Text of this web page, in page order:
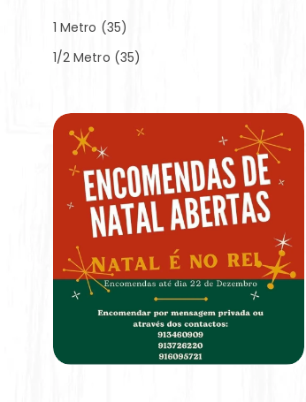
1 Metro (35)
1/2 Metro (35)